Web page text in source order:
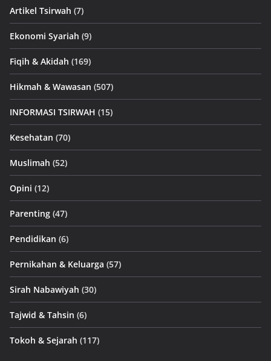
Artikel Tsirwah (7)
Ekonomi Syariah (9)
Fiqih & Akidah (169)
Hikmah & Wawasan (507)
INFORMASI TSIRWAH (15)
Kesehatan (70)
Muslimah (52)
Opini (12)
Parenting (47)
Pendidikan (6)
Pernikahan & Keluarga (57)
Sirah Nabawiyah (30)
Tajwid & Tahsin (6)
Tokoh & Sejarah (117)